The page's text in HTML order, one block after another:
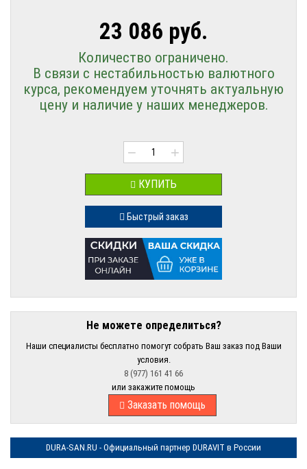
23 086 руб.
Количество ограничено.
В связи с нестабильностью валютного
курса, рекомендуем уточнять актуальную
цену и наличие у наших менеджеров.
− +
КУПИТЬ
Быстрый заказ
Не можете определиться?
Наши специалисты бесплатно помогут собрать Ваш заказ под Ваши
условия.
8 (977) 161 41 66
или закажите помощь
Заказать помощь
DURA-SAN.RU - Официальный партнер DURAVIT в России